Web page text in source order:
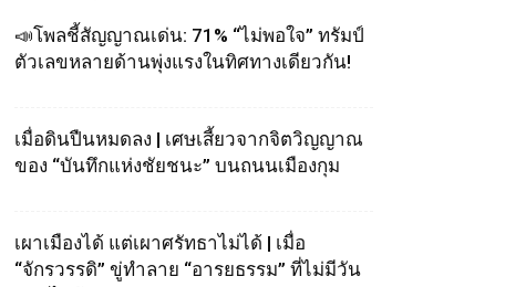
📣โพลชี้สัญญาณเด่น: 71% “ไม่พอใจ” ทรัมป์
ตัวเลขหลายด้านพุ่งแรงในทิศทางเดียวกัน!
เมื่อดินปืนหมดลง | เศษเสี้ยวจากจิตวิญญาณ
ของ “บันทึกแห่งชัยชนะ” บนถนนเมืองกุม
เผาเมืองได้ แต่เผาศรัทธาไม่ได้ | เมื่อ
“จักรวรรดิ” ขู่ทำลาย “อารยธรรม” ที่ไม่มีวัน